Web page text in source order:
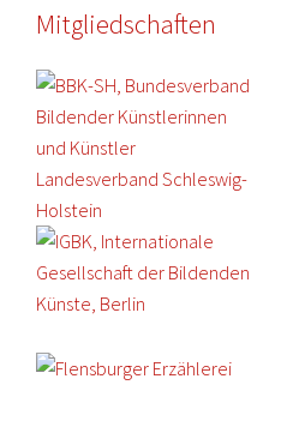
Mitgliedschaften